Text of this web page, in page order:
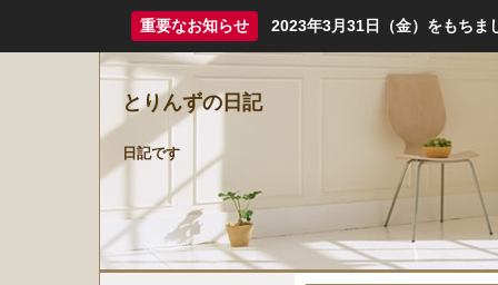
重要なお知らせ 2023年3月31日（金）をもちま
とりんずの日記
日記です